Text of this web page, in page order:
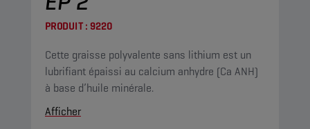
PRODUIT : 9220
Cette graisse polyvalente sans lithium est un
lubrifiant épaissi au calcium anhydre (Ca ANH)
à base d’huile minérale.
Afficher